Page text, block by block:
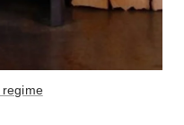
Fai da te in giardino
regime